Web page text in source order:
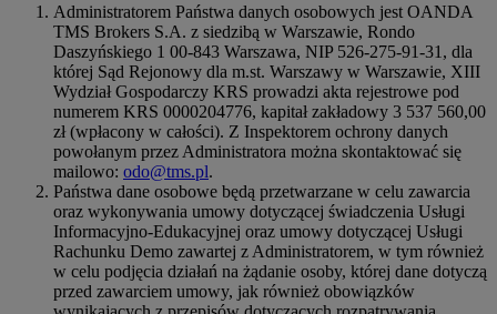
Administratorem Państwa danych osobowych jest OANDA
TMS Brokers S.A. z siedzibą w Warszawie, Rondo
Daszyńskiego 1 00-843 Warszawa, NIP 526-275-91-31, dla
której Sąd Rejonowy dla m.st. Warszawy w Warszawie, XIII
Wydział Gospodarczy KRS prowadzi akta rejestrowe pod
numerem KRS 0000204776, kapitał zakładowy 3 537 560,00
zł (wpłacony w całości). Z Inspektorem ochrony danych
powołanym przez Administratora można skontaktować się
mailowo: odo@tms.pl.
Państwa dane osobowe będą przetwarzane w celu zawarcia
oraz wykonywania umowy dotyczącej świadczenia Usługi
Informacyjno-Edukacyjnej oraz umowy dotyczącej Usługi
Rachunku Demo zawartej z Administratorem, w tym również
w celu podjęcia działań na żądanie osoby, której dane dotyczą
przed zawarciem umowy, jak również obowiązków